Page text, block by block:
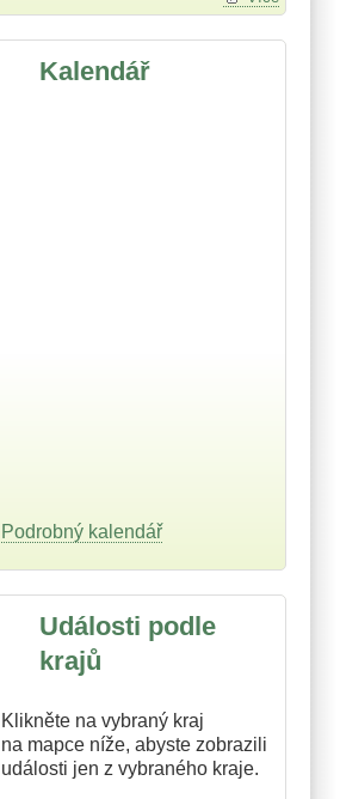
Kalendář
Podrobný kalendář
Události podle
krajů
Klikněte na vybraný kraj
na mapce níže, abyste zobrazili
události jen z vybraného kraje.